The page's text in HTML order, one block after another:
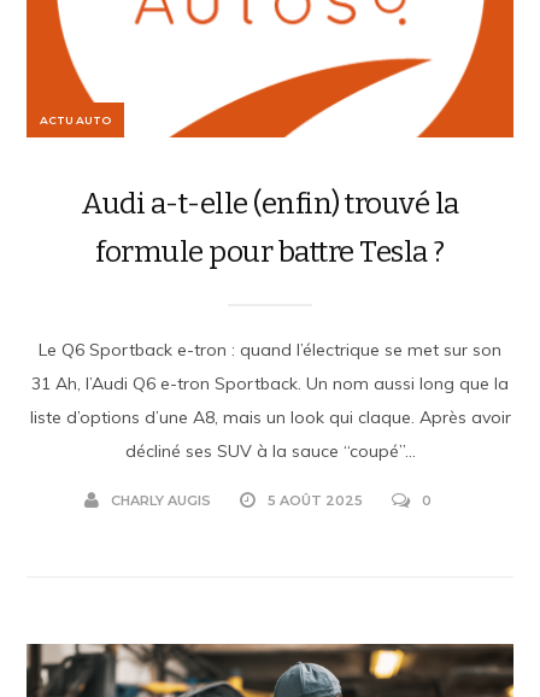
ACTU AUTO
Audi a-t-elle (enfin) trouvé la
formule pour battre Tesla ?
Le Q6 Sportback e-tron : quand l’électrique se met sur son
31 Ah, l’Audi Q6 e-tron Sportback. Un nom aussi long que la
liste d’options d’une A8, mais un look qui claque. Après avoir
décliné ses SUV à la sauce “coupé”...
CHARLY AUGIS 5 AOÛT 2025 0